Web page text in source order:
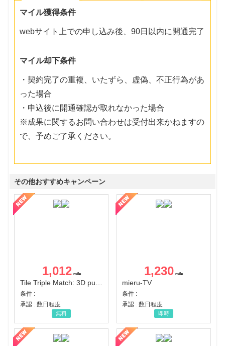
マイル獲得条件
webサイト上での申し込み後、90日以内に開通完了
マイル却下条件
・契約完了の重複、いたずら、虚偽、不正行為があ
った場合
・申込後に開通確認が取れなかった場合
※成果に関するお問い合わせは受付出来かねますの
で、予めご了承ください。
その他おすすめキャンペーン
1,012
Tile Triple Match: 3D puzzle
条件 :
承認 : 数日程度
無料
1,230
mieru-TV
条件 :
承認 : 数日程度
即時